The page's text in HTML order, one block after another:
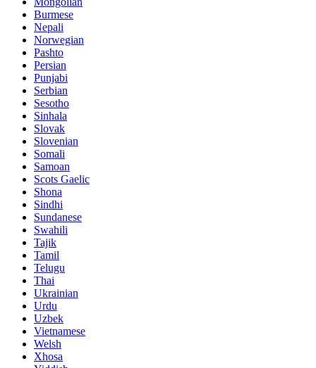
Burmese
Nepali
Norwegian
Pashto
Persian
Punjabi
Serbian
Sesotho
Sinhala
Slovak
Slovenian
Somali
Samoan
Scots Gaelic
Shona
Sindhi
Sundanese
Swahili
Tajik
Tamil
Telugu
Thai
Ukrainian
Urdu
Uzbek
Vietnamese
Welsh
Xhosa